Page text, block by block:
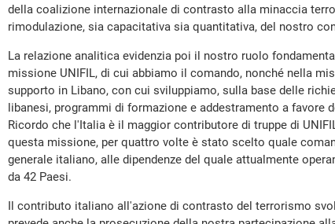
della coalizione internazionale di contrasto alla minaccia
rimodulazione, sia capacitativa sia quantitativa, del nostro
La relazione analitica evidenzia poi il nostro ruolo
missione UNIFIL, di cui abbiamo il comando, nonché nella
supporto in Libano, con cui sviluppiamo, sulla base delle
libanesi, programmi di formazione e addestramento a favore
Ricordo che l'Italia è il maggior contributore di truppe di
questa missione, per quattro volte è stato scelto quale
generale italiano, alle dipendenze del quale attualmente
da 42 Paesi.
Il contributo italiano all'azione di contrasto del terrorismo